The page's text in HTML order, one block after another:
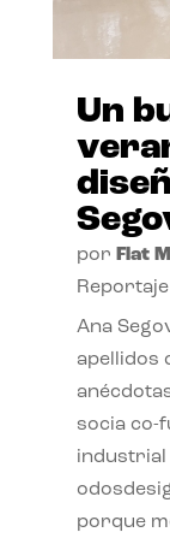
Un
por Flat
Reportaje
Ana
apellidos
socia co-
industrial
porque